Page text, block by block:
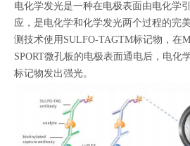
电化学发光是一种在电极表面由电化学
应，是电化学和化学发光两个过程的完
测技术使用SULFO-TAGTM标记物，在
SPORT微孔板的电极表面通电后，电化
标记物发出强光。